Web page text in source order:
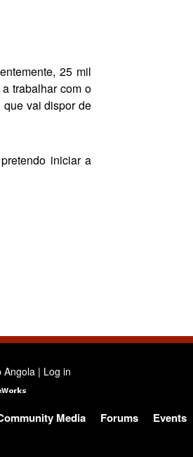
25 mil
trabalhar com o
vai dispor de
iniciar a
Angola | Log in
Media Forums Events